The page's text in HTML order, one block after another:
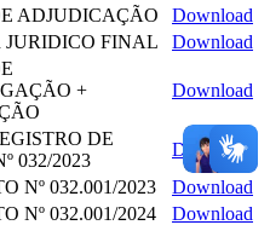
ADJUDICAÇÃO
Download
JURIDICO FINAL Download
+
Download
DE
032/2023
Download
Nº 032.001/2023
Download
Nº 032.001/2024 Download